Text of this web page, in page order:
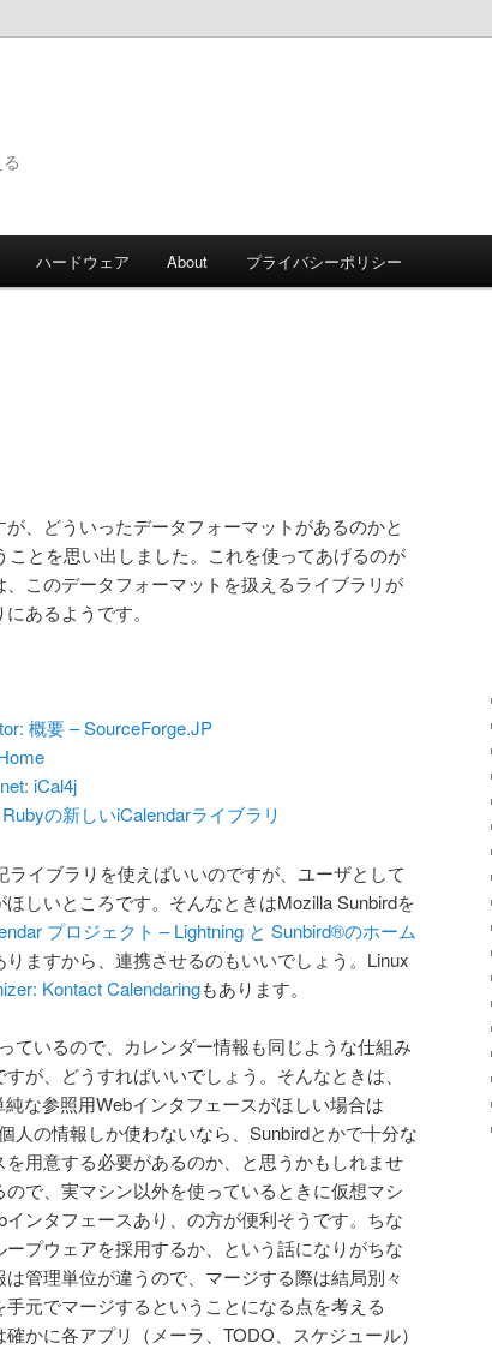
ハードウェア About プライバシーポリシー
、どういったデータフォーマットがあるのかと
ことを思い出しました。これを使ってあげるのが
このデータフォーマットを扱えるライブラリが
あるようです。
概要 – SourceForge.JP
iCal4j
の新しいiCalendarライブラリ
イブラリを使えばいいのですが、ユーザとして
しいところです。そんなときはMozilla Sunbirdを
プロジェクト – Lightning と Sunbird®のホーム
ますから、連携させるのもいいでしょう。Linux
Kontact Calendaringもあります。
ているので、カレンダー情報も同じような仕組み
が、どうすればいいでしょう。そんなときは、
な参照用Webインタフェースがほしい場合は
人の情報しか使わないなら、Sunbirdとかで十分な
用意する必要があるのか、と思うかもしれませ
で、実マシン以外を使っているときに仮想マシ
ンタフェースあり、の方が便利そうです。ちな
プウェアを採用するか、という話になりがちな
管理単位が違うので、マージする際は結局別々
元でマージするということになる点を考える
かに各アプリ（メーラ、TODO、スケジュール）